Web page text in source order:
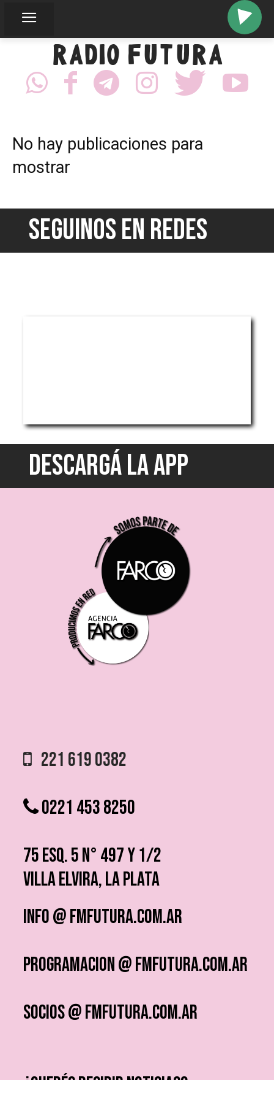
RADIO FUTURA
No hay publicaciones para
mostrar
SEGUINOS EN REDES
DESCARGÁ LA APP
221 619 0382
0221 453 8250
75 ESQ. 5 N° 497 y 1/2
VILLA ELVIRA, LA PLATA
info @ fmfutura.com.ar
programacion @ fmfutura.com.ar
socios @ fmfutura.com.ar
¿QUERÉS RECIBIR NOTICIAS?